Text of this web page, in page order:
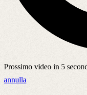
Prossimo video in 5
annulla